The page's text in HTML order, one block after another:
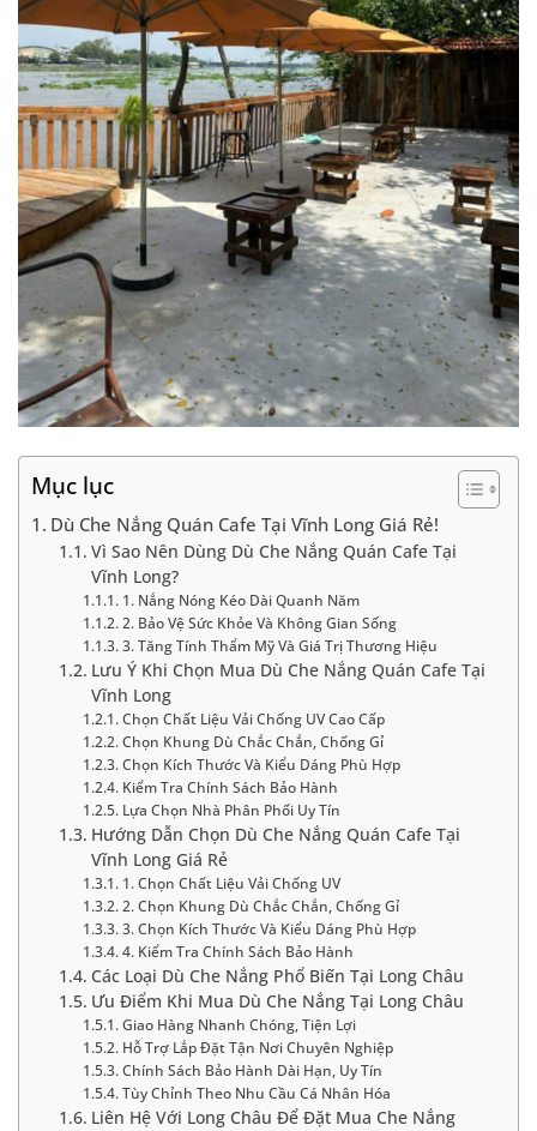
Mục lục
Dù Che Nắng Quán Cafe Tại Vĩnh Long Giá Rẻ!
Vì Sao Nên Dùng Dù Che Nắng Quán Cafe Tại
Vĩnh Long?
1. Nắng Nóng Kéo Dài Quanh Năm
2. Bảo Vệ Sức Khỏe Và Không Gian Sống
3. Tăng Tính Thẩm Mỹ Và Giá Trị Thương Hiệu
Lưu Ý Khi Chọn Mua Dù Che Nắng Quán Cafe Tại
Vĩnh Long
Chọn Chất Liệu Vải Chống UV Cao Cấp
Chọn Khung Dù Chắc Chắn, Chống Gỉ
Chọn Kích Thước Và Kiểu Dáng Phù Hợp
Kiểm Tra Chính Sách Bảo Hành
Lựa Chọn Nhà Phân Phối Uy Tín
Hướng Dẫn Chọn Dù Che Nắng Quán Cafe Tại
Vĩnh Long Giá Rẻ
1. Chọn Chất Liệu Vải Chống UV
2. Chọn Khung Dù Chắc Chắn, Chống Gỉ
3. Chọn Kích Thước Và Kiểu Dáng Phù Hợp
4. Kiểm Tra Chính Sách Bảo Hành
Các Loại Dù Che Nắng Phổ Biến Tại Long Châu
Ưu Điểm Khi Mua Dù Che Nắng Tại Long Châu
Giao Hàng Nhanh Chóng, Tiện Lợi
Hỗ Trợ Lắp Đặt Tận Nơi Chuyên Nghiệp
Chính Sách Bảo Hành Dài Hạn, Uy Tín
Tùy Chỉnh Theo Nhu Cầu Cá Nhân Hóa
Liên Hệ Với Long Châu Để Đặt Mua Che Nắng